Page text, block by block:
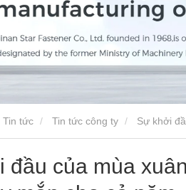
Tin tức Tin tức công ty Sự khởi
đầu của mùa